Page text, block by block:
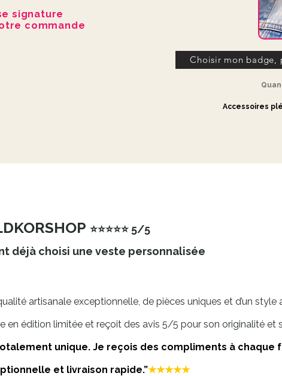
Chaque pièce est
variations, reflet de
signature
commande
Choisir mon badge,
Accessoires
⭐⭐⭐⭐⭐ 5/5
déjà choisi une veste personnalisée
artisanale exceptionnelle, de pièces uniques et d’un style
en édition limitée et reçoit des avis 5/5 pour son originalité et
unique. Je reçois des compliments à chaque
et livraison rapide.”★★★★★